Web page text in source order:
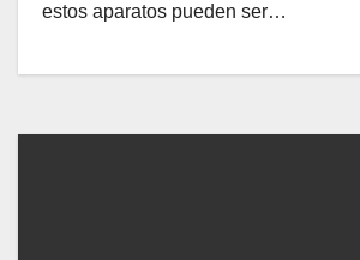
estos aparatos pueden ser…